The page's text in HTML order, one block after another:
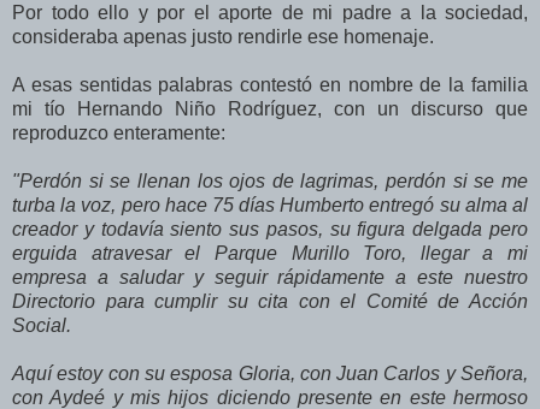
Por todo ello y por el aporte de mi padre a la sociedad,
consideraba apenas justo rendirle ese homenaje.
A esas sentidas palabras contestó en nombre de la familia
mi tío Hernando Niño Rodríguez, con un discurso que
reproduzco enteramente:
"Perdón si se llenan los ojos de lagrimas, perdón si se me
turba la voz, pero hace 75 días Humberto entregó su alma al
creador y todavía siento sus pasos, su figura delgada pero
erguida atravesar el Parque Murillo Toro, llegar a mi
empresa a saludar y seguir rápidamente a este nuestro
Directorio para cumplir su cita con el Comité de Acción
Social.
Aquí estoy con su esposa Gloria, con Juan Carlos y Señora,
con Aydeé y mis hijos diciendo presente en este hermoso